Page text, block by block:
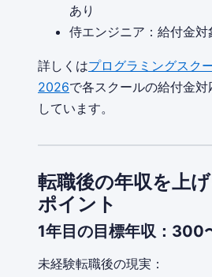
あり
侍エンジニア：給付金対
詳しくはプログラミングスク
2026で各スクールの給付金
しています。
転職後の年収を上
ポイント
1年目の目標年収：300
未経験転職後の現実：